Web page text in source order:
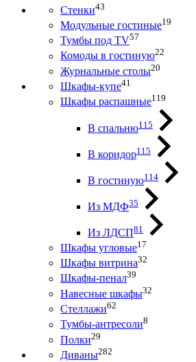
Стенки43
Модульные гостиные19
Тумбы под ТV57
Комоды в гостиную22
Журнальные столы20
Шкафы-купе41
Шкафы распашные119
В спальню115
В коридор115
В гостиную114
Из МДФ35
Из ЛДСП81
Шкафы угловые17
Шкафы витрина32
Шкафы-пенал39
Навесные шкафы32
Стеллажи62
Тумбы-антресоли8
Полки29
Диваны282